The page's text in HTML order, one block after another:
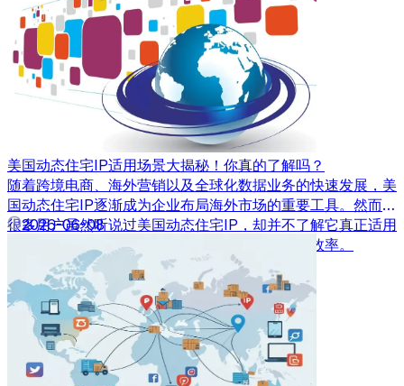
美国动态住宅IP适用场景大揭秘！你真的了解吗？
随着跨境电商、海外营销以及全球化数据业务的快速发展，美
国动态住宅IP逐渐成为企业布局海外市场的重要工具。然而，
很多用户虽然听说过美国动态住宅IP，却并不了解它真正适用
于哪些场景，也不清楚如何利用其优势提升业务效率。
2026-06-08